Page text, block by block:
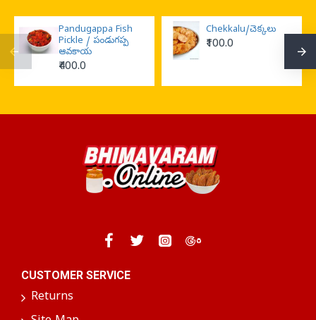
Pandugappa Fish
Pickle / పండుగప్ప
ఆవకాయ
₹400.0
Chekkalu/చెక్కలు
₹100.0
CUSTOMER SERVICE
Returns